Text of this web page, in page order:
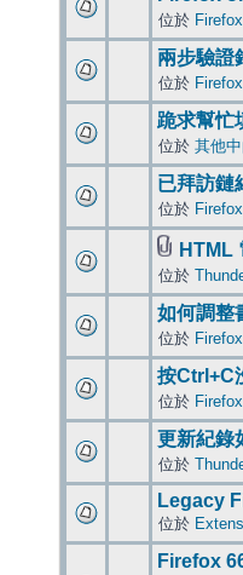
位於 Firefox
兩步驗證
位於 Firefox
跪求幫忙
位於 其他
已拜訪鏈
位於 Firefox
HTML
位於
如何調整
位於 Firefox
按Ctrl+C
位於 Firefox
更新紀錄
位於
Legacy
位於
Firefox